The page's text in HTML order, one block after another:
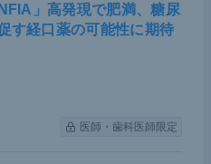
」高発現で肥満、糖尿
す経口薬の可能性に期待
医師・歯科医師限定